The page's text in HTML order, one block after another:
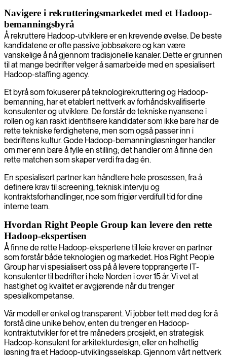
Navigere i rekrutteringsmarkedet med et Hadoop-
bemanningsbyrå
Å rekruttere Hadoop-utviklere er en krevende øvelse. De beste
kandidatene er ofte passive jobbsøkere og kan være
vanskelige å nå gjennom tradisjonelle kanaler. Dette er grunnen
til at mange bedrifter velger å samarbeide med en spesialisert
Hadoop-staffing agency.
Et byrå som fokuserer på teknologirekruttering og Hadoop-
bemanning, har et etablert nettverk av forhåndskvalifiserte
konsulenter og utviklere. De forstår de tekniske nyansene i
rollen og kan raskt identifisere kandidater som ikke bare har de
rette tekniske ferdighetene, men som også passer inn i
bedriftens kultur. Gode Hadoop-bemanningløsninger handler
om mer enn bare å fylle en stilling; det handler om å finne den
rette matchen som skaper verdi fra dag én.
En spesialisert partner kan håndtere hele prosessen, fra å
definere krav til screening, teknisk intervju og
kontraktsforhandlinger, noe som frigjør verdifull tid for dine
interne team.
Hvordan Right People Group kan levere den rette
Hadoop-ekspertisen
Å finne de rette Hadoop-ekspertene til leie krever en partner
som forstår både teknologien og markedet. Hos Right People
Group har vi spesialisert oss på å levere topprangerte IT-
konsulenter til bedrifter i hele Norden i over 15 år. Vi vet at
hastighet og kvalitet er avgjørende når du trenger
spesialkompetanse.
Vår modell er enkel og transparent. Vi jobber tett med deg for å
forstå dine unike behov, enten du trenger en Hadoop-
kontraktutvikler for et tre måneders prosjekt, en strategisk
Hadoop-konsulent for arkitekturdesign, eller en helhetlig
løsning fra et Hadoop-utviklingsselskap. Gjennom vårt nettverk